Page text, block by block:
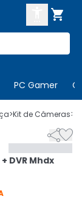

PC Gamer
>Kit de Câmeras>

DVR Mhdx